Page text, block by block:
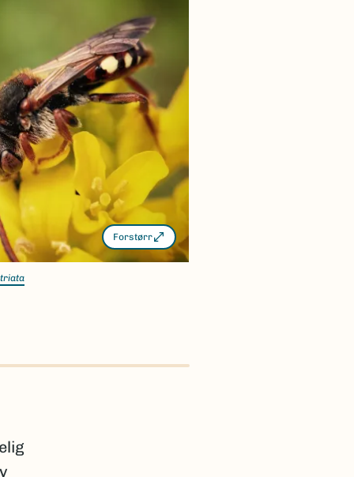
Forstørr